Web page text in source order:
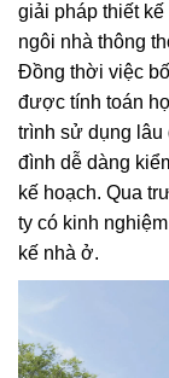
giải pháp thiết
ngôi nhà thông
Đồng thời việc
được tính toán
trình sử dụng lâu
đình dễ dàng
kế hoạch. Qua
ty có kinh
kế nhà ở.